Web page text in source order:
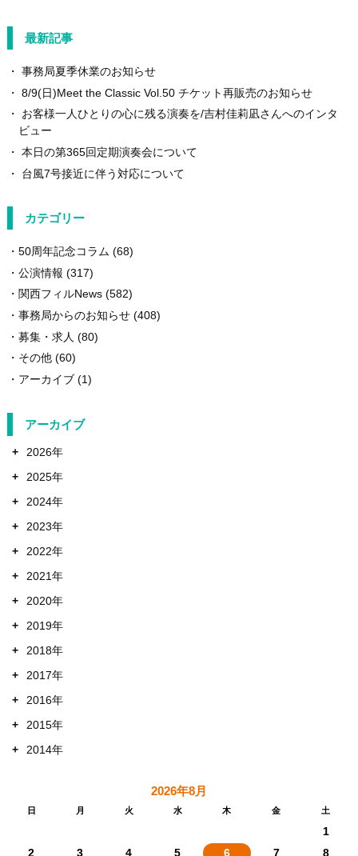
最新記事
事務局夏季休業のお知らせ
8/9(日)Meet the Classic Vol.50 チケット再販売のお知らせ
お客様一人ひとりの心に残る演奏を/吉村佳莉凪さんへのインタ
ビュー
本日の第365回定期演奏会について
台風7号接近に伴う対応について
カテゴリー
50周年記念コラム (68)
公演情報 (317)
関西フィルNews(582)
事務局からのお知らせ(408)
募集・求人 (80)
その他(60)
アーカイブ(1)
アーカイブ
+
2026年
+
2025年
+
2024年
+
2023年
+
2022年
+
2021年
+
2020年
+
2019年
+
2018年
+
2017年
+
2016年
+
2015年
+
2014年
2026年8月
日 月 火 水 木 金 土
1
2
3 4 5 6 7
8